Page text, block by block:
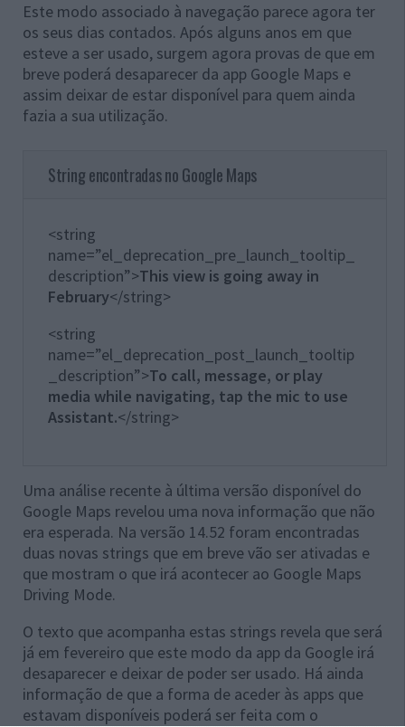
Este modo associado à navegação parece agora ter
os seus dias contados. Após alguns anos em que
esteve a ser usado, surgem agora provas de que em
breve poderá desaparecer da app Google Maps e
assim deixar de estar disponível para quem ainda
fazia a sua utilização.
String encontradas no Google Maps
<string
name=”el_deprecation_pre_launch_tooltip_
description”>This view is going away in
February</string>
<string
name=”el_deprecation_post_launch_tooltip
_description”>To call, message, or play
media while navigating, tap the mic to use
Assistant.</string>
Uma análise recente à última versão disponível do
Google Maps revelou uma nova informação que não
era esperada. Na versão 14.52 foram encontradas
duas novas strings que em breve vão ser ativadas e
que mostram o que irá acontecer ao Google Maps
Driving Mode.
O texto que acompanha estas strings revela que será
já em fevereiro que este modo da app da Google irá
desaparecer e deixar de poder ser usado. Há ainda
informação de que a forma de aceder às apps que
estavam disponíveis poderá ser feita com o